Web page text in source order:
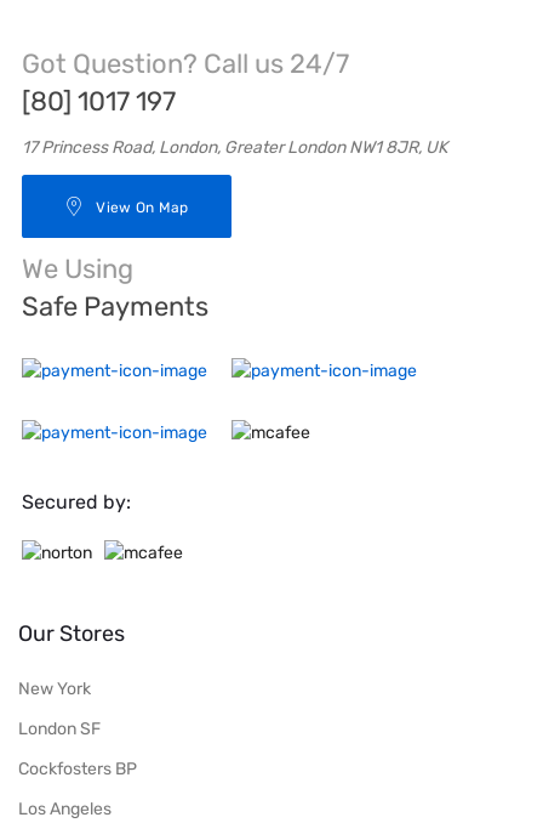
Got Question? Call us 24/7
[80] 1017 197
17 Princess Road, London, Greater London NW1 8JR, UK
View On Map
We Using
Safe Payments
Secured by:
Our Stores
New York
London SF
Cockfosters BP
Los Angeles